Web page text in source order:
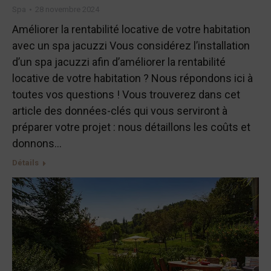
Améliorer la rentabilité locative de votre habitation
avec un spa jacuzzi Vous considérez l’installation
d’un spa jacuzzi afin d’améliorer la rentabilité
locative de votre habitation ? Nous répondons ici à
toutes vos questions ! Vous trouverez dans cet
article des données-clés qui vous serviront à
préparer votre projet : nous détaillons les coûts et
donnons…
Détails